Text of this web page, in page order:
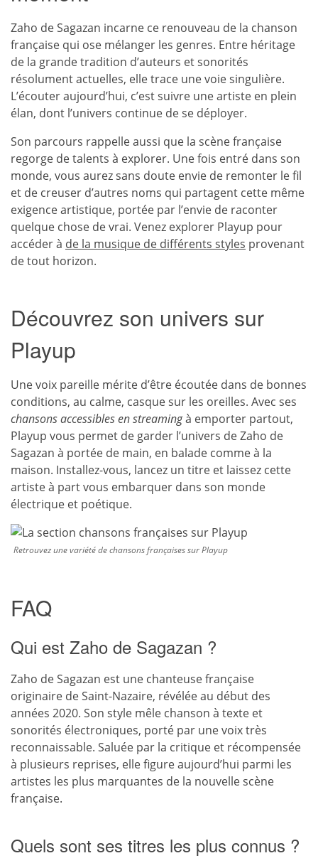
Zaho de Sagazan incarne ce renouveau de la chanson
française qui ose mélanger les genres. Entre héritage
de la grande tradition d’auteurs et sonorités
résolument actuelles, elle trace une voie singulière.
L’écouter aujourd’hui, c’est suivre une artiste en plein
élan, dont l’univers continue de se déployer.
Son parcours rappelle aussi que la scène française
regorge de talents à explorer. Une fois entré dans son
monde, vous aurez sans doute envie de remonter le fil
et de creuser d’autres noms qui partagent cette même
exigence artistique, portée par l’envie de raconter
quelque chose de vrai. Venez explorer Playup pour
accéder à de la musique de différents styles provenant
de tout horizon.
Découvrez son univers sur
Playup
Une voix pareille mérite d’être écoutée dans de bonnes
conditions, au calme, casque sur les oreilles. Avec ses
chansons accessibles en streamingà emporter partout,
Playup vous permet de garder l’univers de Zaho de
Sagazan à portée de main, en balade comme à la
maison. Installez-vous, lancez un titre et laissez cette
artiste à part vous embarquer dans son monde
électrique et poétique.
Retrouvez une variété de chansons françaises sur Playup
FAQ
Qui est Zaho de Sagazan ?
Zaho de Sagazan est une chanteuse française
originaire de Saint-Nazaire, révélée au début des
années 2020. Son style mêle chanson à texte et
sonorités électroniques, porté par une voix très
reconnaissable. Saluée par la critique et récompensée
à plusieurs reprises, elle figure aujourd’hui parmi les
artistes les plus marquantes de la nouvelle scène
française.
Quels sont ses titres les plus connus ?